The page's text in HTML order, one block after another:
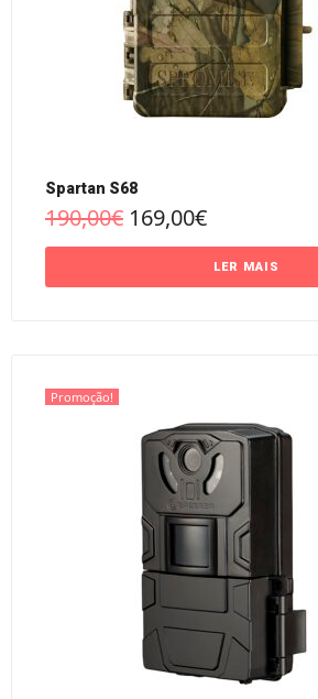
Spartan S68
190,00€ 169,00€
LER MAIS
Promoção!